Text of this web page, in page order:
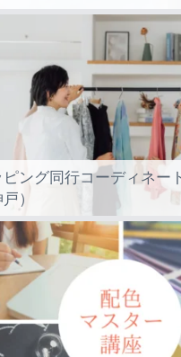
ピング同行コーディネー
）